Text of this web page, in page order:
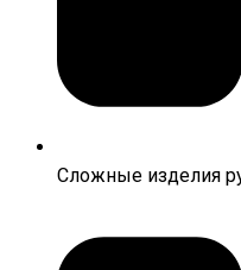
Сложные изделия